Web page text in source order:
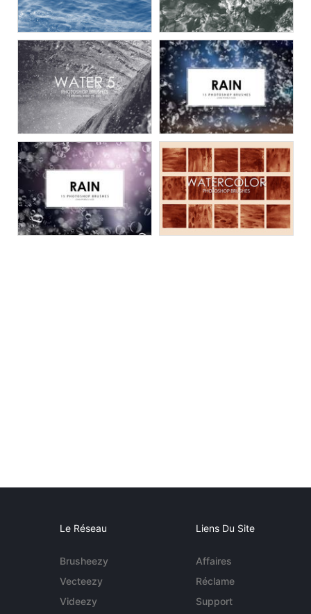
Le Réseau
Brusheezy
Vecteezy
Videezy
Liens Du Site
Affaires
Réclame
Support